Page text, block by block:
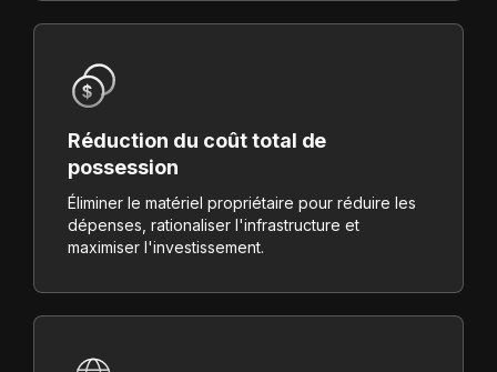
Réduction du coût total de
possession
Éliminer le matériel propriétaire pour réduire les
dépenses, rationaliser l'infrastructure et
maximiser l'investissement.